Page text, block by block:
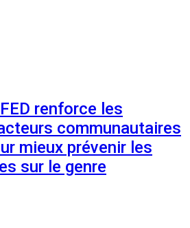
renforce les
communautaires
mieux prévenir les
sur le genre